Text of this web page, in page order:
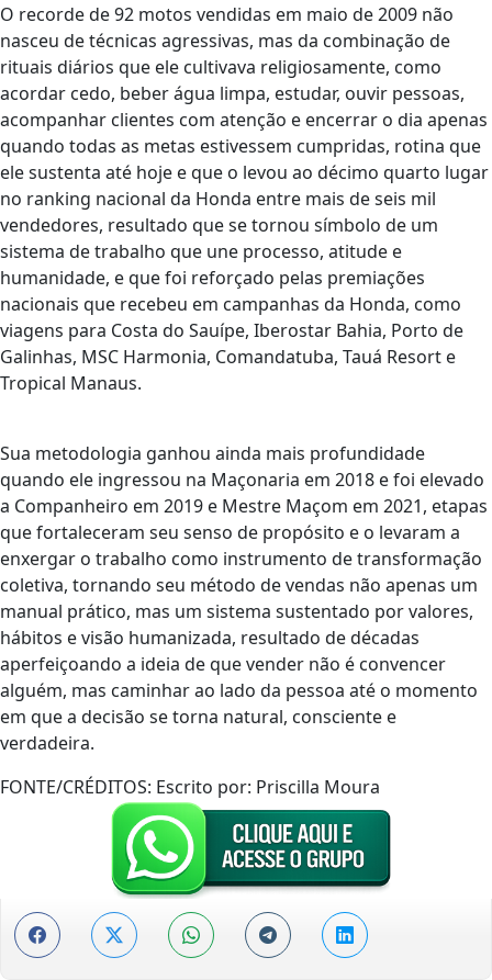
O recorde de 92 motos vendidas em maio de 2009 não
nasceu de técnicas agressivas, mas da combinação de
rituais diários que ele cultivava religiosamente, como
acordar cedo, beber água limpa, estudar, ouvir pessoas,
acompanhar clientes com atenção e encerrar o dia apenas
quando todas as metas estivessem cumpridas, rotina que
ele sustenta até hoje e que o levou ao décimo quarto lugar
no ranking nacional da Honda entre mais de seis mil
vendedores, resultado que se tornou símbolo de um
sistema de trabalho que une processo, atitude e
humanidade, e que foi reforçado pelas premiações
nacionais que recebeu em campanhas da Honda, como
viagens para Costa do Sauípe, Iberostar Bahia, Porto de
Galinhas, MSC Harmonia, Comandatuba, Tauá Resort e
Tropical Manaus.
Sua metodologia ganhou ainda mais profundidade
quando ele ingressou na Maçonaria em 2018 e foi elevado
a Companheiro em 2019 e Mestre Maçom em 2021, etapas
que fortaleceram seu senso de propósito e o levaram a
enxergar o trabalho como instrumento de transformação
coletiva, tornando seu método de vendas não apenas um
manual prático, mas um sistema sustentado por valores,
hábitos e visão humanizada, resultado de décadas
aperfeiçoando a ideia de que vender não é convencer
alguém, mas caminhar ao lado da pessoa até o momento
em que a decisão se torna natural, consciente e
verdadeira.
FONTE/CRÉDITOS: Escrito por: Priscilla Moura